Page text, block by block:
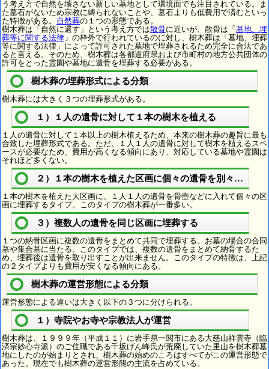
う考え方で自然を壊さない新しい墓地として環境面でも注目されている。ま
た墓石がないため宗教に縛られないことや、墓石よりも低費用で済むといっ
た特徴がある。 自然葬の１つの形態である。
樹木葬は「自然に還す」という考え方では散骨に近いが、散骨は「 墓地、埋
葬等に関する法律 」の枠外で行われているのに対し、樹木葬は「墓地、埋葬
等に関する法律」によって許可された墓地で埋葬されるため完全に合法であ
ると言える。そのため、樹木葬は各都道府県および市町村の地方公共団体の
許可をとった霊園や墓地に遺骨を埋葬する必要がある。
樹木葬の埋葬形式による分類
樹木葬には大きく３つの埋葬形式がある。
１）１人の遺骨に対して１本の樹木を植える
１人の遺骨に対して１本以上の樹木植えるため、本来の樹木葬の趣旨に最も
合致した埋葬形式である。ただ、１人１人の遺骨に対して樹木を植えるスペ
ースが必要なため、費用が高くなる傾向にあり、対応している墓地や霊園は
それほど多くない。
２）１本の樹木を植えた区画に個々の遺骨を別々に埋葬
１本の樹木を植えた大区画に、１人１人の遺骨を骨壺などに入れて個々の区
画に埋葬するタイプ。このタイプの樹木葬が一番多い。
３）複数人の遺骨を同じ区画に埋葬する
１つの納骨区画に複数の遺骨をまとめて共同で埋葬する。お墓の場合の合同
墓や集合墓に当たる。このタイプでは、複数の遺骨をまとめて納骨するた
め、埋葬後は遺骨を取り出すことが出来ません。このタイプの特徴は、上記
の２タイプよりも費用が安くなる傾向にある。
樹木葬の運営形態による分類
運営形態による違いは大きく以下の３つに分けられる。
１）寺院やお寺や宗教法人が運営
樹木葬は、１９９９年（平成１１）に岩手県一関市にある大慈山祥雲寺（臨
済宗妙心寺派）のご住職である千坂げん峰氏が荒廃していた里山を樹木葬墓
地にしたのが始まりとされ、樹木葬の始めのころはすべてがこの運営形態で
あった。現在でも樹木葬の運営形態の主流を占めている。